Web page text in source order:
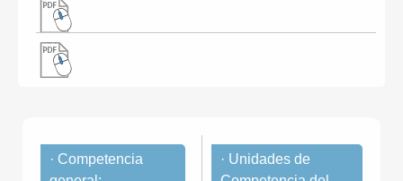
· Competencia
· Unidades de